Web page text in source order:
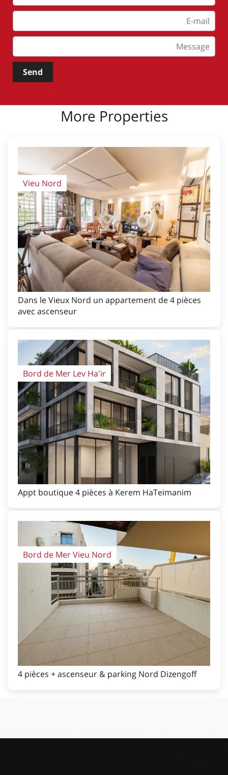
Send
More Properties
Vieu Nord
Dans le Vieux Nord un appartement de 4 pièces
avec ascenseur
Bord de Mer Lev Ha'ir
Appt boutique 4 pièces à Kerem HaTeimanim
Bord de Mer Vieu Nord
4 pièces + ascenseur & parking Nord Dizengoff